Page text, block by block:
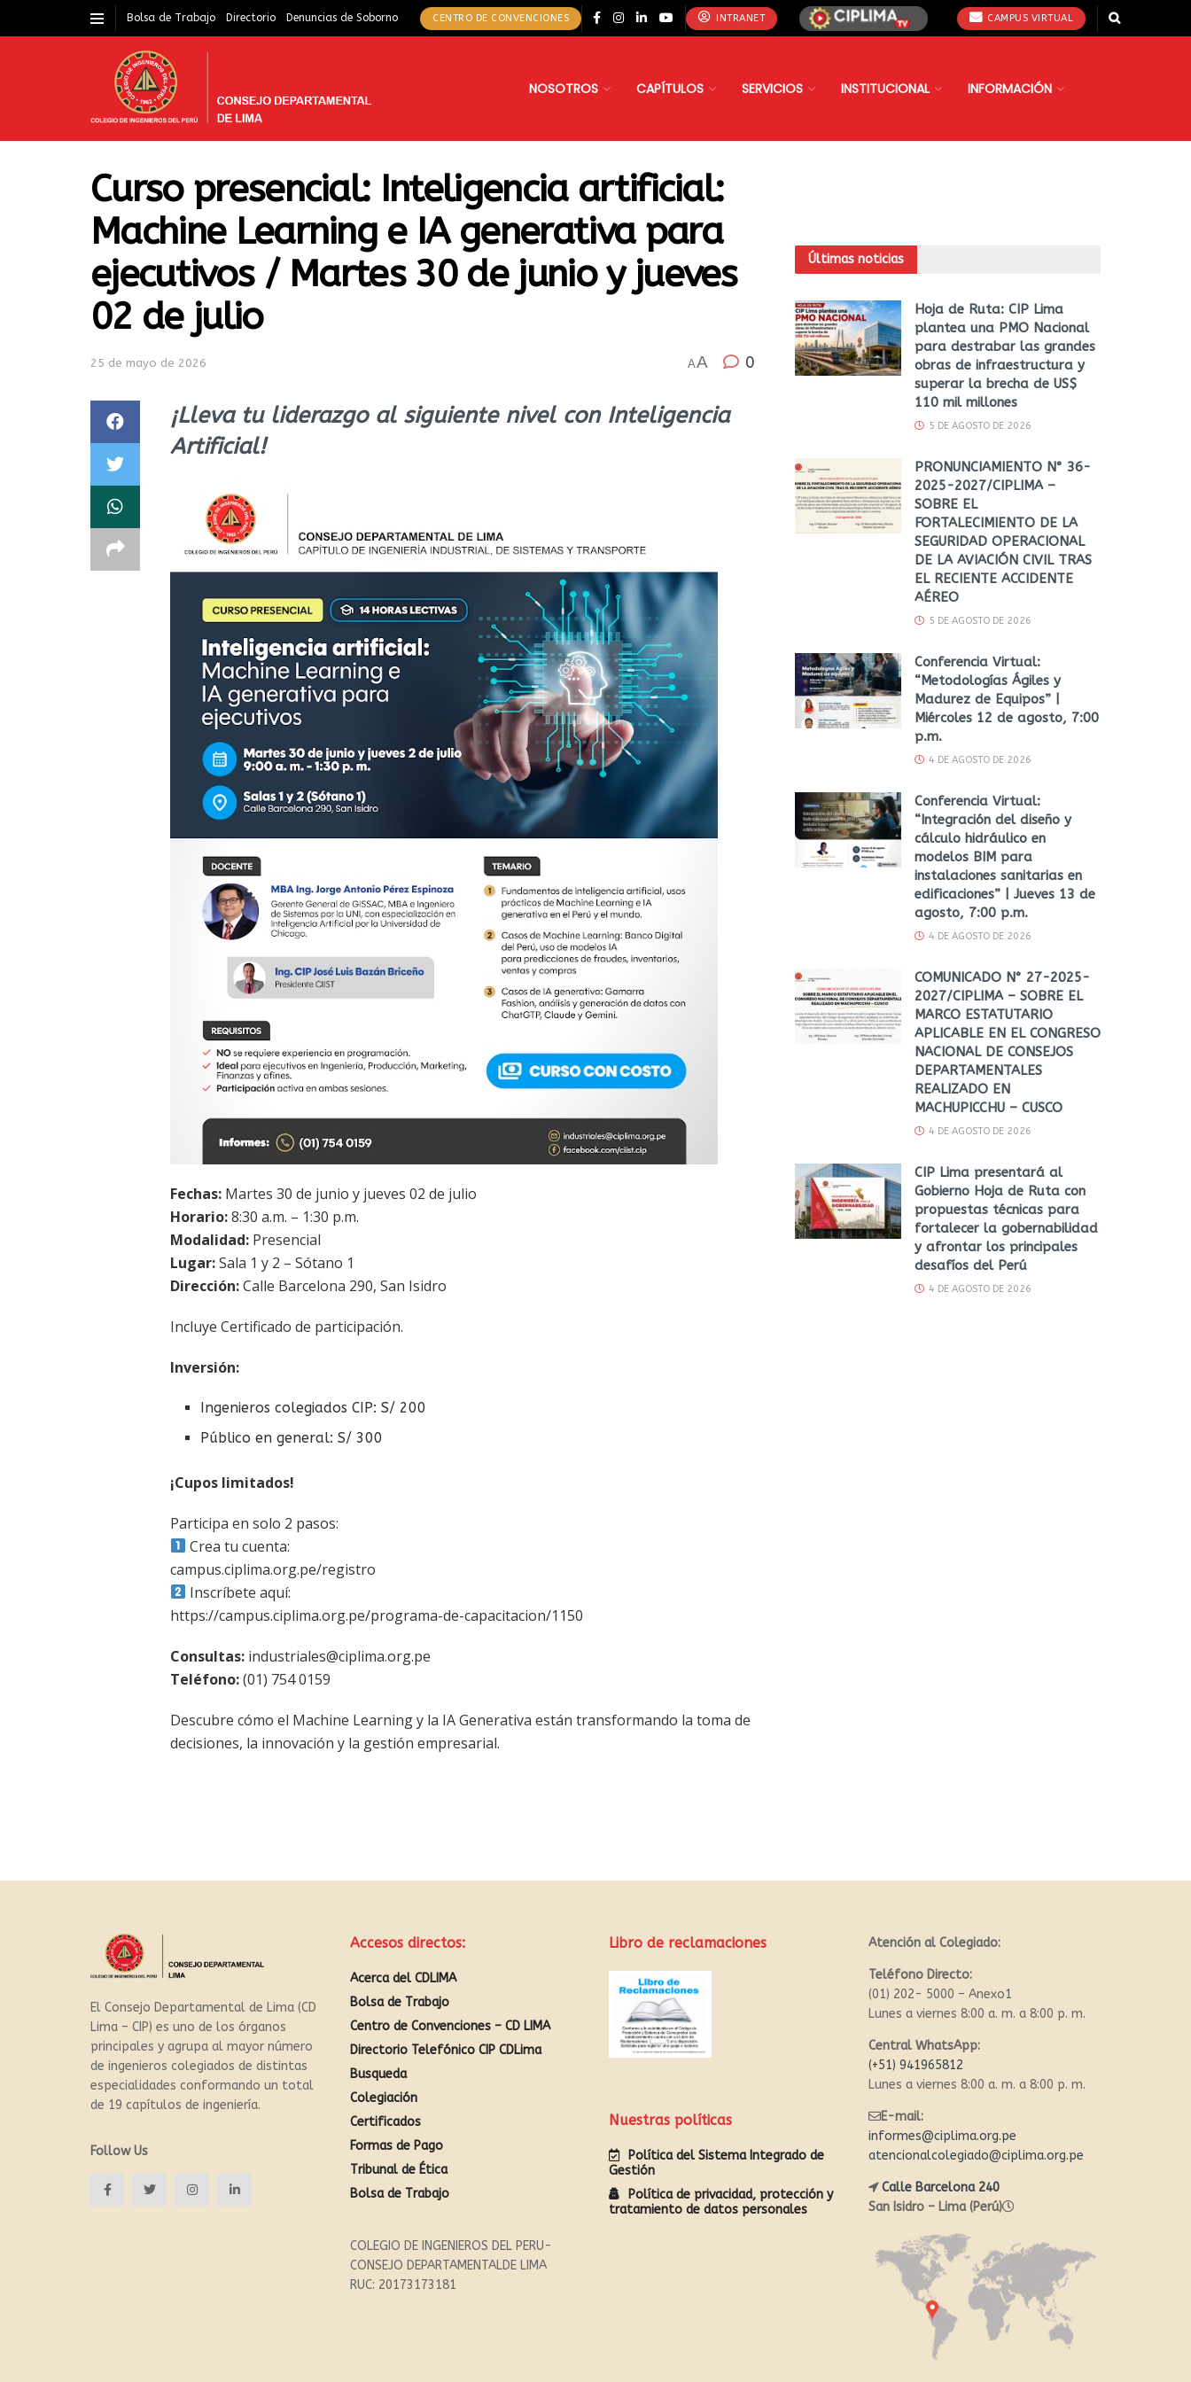
Bolsa de Trabajo Directorio Denuncias de Soborno CENTRO DE CONVENCIONES INTRANET CAMPUS VIRTUAL
NOSOTROS CAPÍTULOS SERVICIOS INSTITUCIONAL INFORMACIÓN
Curso presencial: Inteligencia artificial:
Machine Learning e IA generativa para
ejecutivos / Martes 30 de junio y jueves
02 de julio
25 de mayo de 2026 AA 0
¡Lleva tu liderazgo al siguiente nivel con Inteligencia
Artificial!
Fechas: Martes 30 de junio y jueves 02 de julio
Horario:8:30 a.m. – 1:30 p.m.
Modalidad: Presencial
Lugar:Sala 1 y 2 – Sótano 1
Dirección:Calle Barcelona 290, San Isidro
Incluye Certificado de participación.
Inversión:
Ingenieros colegiados CIP: S/ 200
Público en general: S/ 300
¡Cupos limitados!
Participa en solo 2 pasos:
Crea tu cuenta:
campus.ciplima.org.pe/registro
Inscríbete aquí:
https://campus.ciplima.org.pe/programa-de-capacitacion/1150
Consultas: industriales@ciplima.org.pe
Teléfono:(01) 754 0159
Descubre cómo el Machine Learning y la IA Generativa están transformando la toma de
decisiones, la innovación y la gestión empresarial.
Últimas noticias
Hoja de Ruta: CIP Lima
plantea una PMO Nacional
para destrabar las grandes
obras de infraestructura y
superar la brecha de US$
110 mil millones
5 DE AGOSTO DE 2026
PRONUNCIAMIENTO N° 36-
2025-2027/CIPLIMA –
SOBRE EL
FORTALECIMIENTO DE LA
SEGURIDAD OPERACIONAL
DE LA AVIACIÓN CIVIL TRAS
EL RECIENTE ACCIDENTE
AÉREO
5 DE AGOSTO DE 2026
Conferencia Virtual:
“Metodologías Ágiles y
Madurez de Equipos” |
Miércoles 12 de agosto, 7:00
p.m.
4 DE AGOSTO DE 2026
Conferencia Virtual:
“Integración del diseño y
cálculo hidráulico en
modelos BIM para
instalaciones sanitarias en
edificaciones” | Jueves 13 de
agosto, 7:00 p.m.
4 DE AGOSTO DE 2026
COMUNICADO N° 27-2025-
2027/CIPLIMA – SOBRE EL
MARCO ESTATUTARIO
APLICABLE EN EL CONGRESO
NACIONAL DE CONSEJOS
DEPARTAMENTALES
REALIZADO EN
MACHUPICCHU – CUSCO
4 DE AGOSTO DE 2026
CIP Lima presentará al
Gobierno Hoja de Ruta con
propuestas técnicas para
fortalecer la gobernabilidad
y afrontar los principales
desafíos del Perú
4 DE AGOSTO DE 2026
El Consejo Departamental de Lima (CD
Lima – CIP) es uno de los órganos
principales y agrupa al mayor número
de ingenieros colegiados de distintas
especialidades conformando un total
de 19 capítulos de ingeniería.
Follow Us
Accesos directos:
Acerca del CDLIMA
Bolsa de Trabajo
Centro de Convenciones – CD LIMA
Directorio Telefónico CIP CDLima
Busqueda
Colegiación
Certificados
Formas de Pago
Tribunal de Ética
Bolsa de Trabajo
COLEGIO DE INGENIEROS DEL PERU-
CONSEJO DEPARTAMENTALDE LIMA
RUC: 20173173181
Libro de reclamaciones
Nuestras políticas
Política del Sistema Integrado de
Gestión
Política de privacidad, protección y
tratamiento de datos personales
Atención al Colegiado:
Teléfono Directo:
(01) 202- 5000 – Anexo1
Lunes a viernes 8:00 a. m. a 8:00 p. m.
Central WhatsApp:
(+51) 941965812
Lunes a viernes 8:00 a. m. a 8:00 p. m.
E-mail:
informes@ciplima.org.pe
atencionalcolegiado@ciplima.org.pe
Calle Barcelona 240
San Isidro – Lima (Perú)